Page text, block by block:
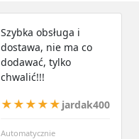
Szybka obsługa i
dostawa, nie ma co
dodawać, tylko
chwalić!!!
★★★★★ jardak400
Automatycznie